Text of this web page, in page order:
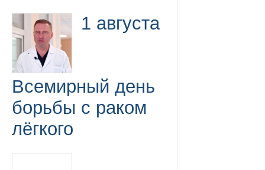
1 августа
Всемирный день
борьбы с раком
лёгкого